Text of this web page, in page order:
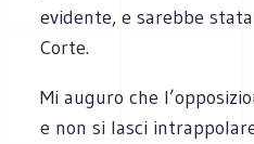
evidente, e sarebbe
Corte.
Mi auguro che
e non si lasci